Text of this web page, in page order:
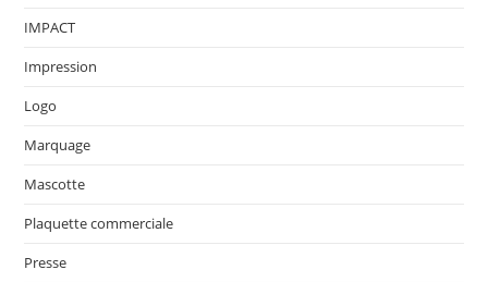
IMPACT
Impression
Logo
Marquage
Mascotte
Plaquette commerciale
Presse